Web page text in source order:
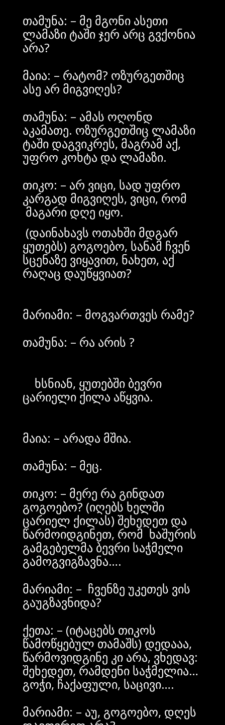
თამუნა: – მე მგონი ასეთი
ლამაზი ტაში ჯერ არც გვქონია
არა?
მაია: – რატომ? ოზურგეთშიც
ასე არ მიგვიღეს?
თამუნა: – ამას ოღონდ
აკამათე. ოზურგეთშიც ლამაზი
ტაში დაგვიკრეს, მაგრამ აქ,
უფრო კოხტა და ლამაზი.
თიკო: – არ ვიცი, სად უფრო
კარგად მიგვიღეს, ვიცი, რომ
მაგარი დღე იყო.
(დაინახავს ოთახში მდგარ
ყუთებს) გოგოებო, სანამ ჩვენ
სცენაზე ვიყავით, ნახეთ, აქ
რაღაც დაუწყვიათ?
მარიამი: – მოგვართვეს რამე?
თამუნა: – რა არის ?
ხსნიან, ყუთებში ბევრი
ცარიელი ქილა აწყვია.
მაია: – არადა მშია.
თამუნა: – მეც.
თიკო: – მერე რა გინდათ
გოგოებო? (იღებს ხელში
ცარიელ ქილას) შეხედეთ და
წარმოიდგინეთ, რომ ხაშურის
გამგებელმა ბევრი საჭმელი
გამოგვიგზავნა….
მარიამი: – ჩვენზე უკეთეს ვის
გაუგზავნიდა?
ქეთა: – (იტაცებს თიკოს
წამოწყებულ თამაშს) დედააა,
წარმოვიდგინე კი არა, ვხედავ:
შეხედეთ, რამდენი საჭმელია…
გოჭი, ჩაქაფული, საცივი….
მარიამი: – აუ, გოგოებო, დღეს